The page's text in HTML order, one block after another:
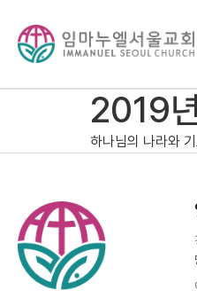
2019
하나님의 나라와